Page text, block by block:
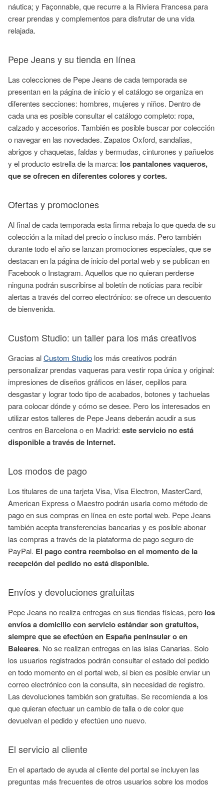
náutica; y Façonnable, que recurre a la Riviera Francesa para
crear prendas y complementos para disfrutar de una vida
relajada.
Pepe Jeans y su tienda en línea
Las colecciones de Pepe Jeans de cada temporada se
presentan en la página de inicio y el catálogo se organiza en
diferentes secciones: hombres, mujeres y niños. Dentro de
cada una es posible consultar el catálogo completo: ropa,
calzado y accesorios. También es posible buscar por colección
o navegar en las novedades. Zapatos Oxford, sandalias,
abrigos y chaquetas, faldas y bermudas, cinturones y pañuelos
y el producto estrella de la marca: los pantalones vaqueros,
que se ofrecen en diferentes colores y cortes.
Ofertas y promociones
Al final de cada temporada esta firma rebaja lo que queda de su
colección a la mitad del precio o incluso más. Pero también
durante todo el año se lanzan promociones especiales, que se
destacan en la página de inicio del portal web y se publican en
Facebook o Instagram. Aquellos que no quieran perderse
ninguna podrán suscribirse al boletín de noticias para recibir
alertas a través del correo electrónico: se ofrece un descuento
de bienvenida.
Custom Studio: un taller para los más creativos
Gracias alCustom Studio los más creativos podrán
personalizar prendas vaqueras para vestir ropa única y original:
impresiones de diseños gráficos en láser, cepillos para
desgastar y lograr todo tipo de acabados, botones y tachuelas
para colocar dónde y cómo se desee. Pero los interesados en
utilizar estos talleres de Pepe Jeans deberán acudir a sus
centros en Barcelona o en Madrid: este servicio no está
disponible a través de Internet.
Los modos de pago
Los titulares de una tarjeta Visa, Visa Electron, MasterCard,
American Express o Maestro podrán usarla como método de
pago en sus compras en línea en este portal web. Pepe Jeans
también acepta transferencias bancarias y es posible abonar
las compras a través de la plataforma de pago seguro de
PayPal. El pago contra reembolso en el momento de la
recepción del pedido no está disponible.
Envíos y devoluciones gratuitas
Pepe Jeans no realiza entregas en sus tiendas físicas, pero los
envíos a domicilio con servicio estándar son gratuitos,
siempre que se efectúen en España peninsular o en
Baleares. No se realizan entregas en las islas Canarias. Solo
los usuarios registrados podrán consultar el estado del pedido
en todo momento en el portal web, si bien es posible enviar un
correo electrónico con la consulta, sin necesidad de registro.
Las devoluciones también son gratuitas. Se recomienda a los
que quieran efectuar un cambio de talla o de color que
devuelvan el pedido y efectúen uno nuevo.
El servicio al cliente
En el apartado de ayuda al cliente del portal se incluyen las
preguntas más frecuentes de otros usuarios sobre los modos